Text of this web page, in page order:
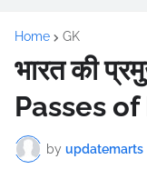
Home GK
भारत की
Passes
by updatemarts